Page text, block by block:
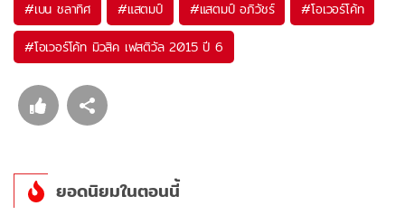
#เบน ชลาทิศ #แสตมป์ #แสตมป์ อภิวัชร์ #โอเวอร์โค้ท
#โอเวอร์โค้ท มิวสิค เฟสติวัล 2015 ปี 6
ยอดนิยมในตอนนี้